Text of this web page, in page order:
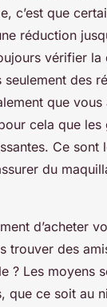
c’est que
réduction
vérifier la
des
que
cela que
Ce sont
du
d’acheter
trouver des
? Les moyens
que ce soit au